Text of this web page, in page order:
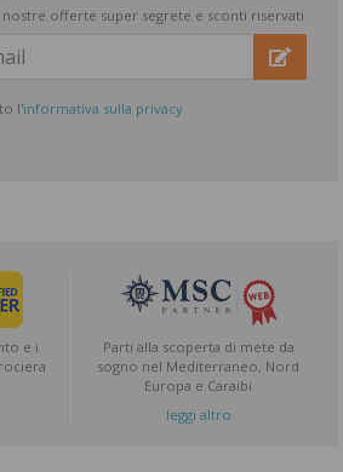
offerte super segrete e sconti riservati
l'informativa sulla privacy
e i
Parti alla scoperta di mete da
sogno nel Mediterraneo, Nord
Europa e Caraibi
leggi altro